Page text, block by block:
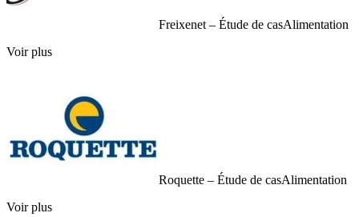
Freixenet – Étude de casAlimentation
Voir plus
Roquette – Étude de casAlimentation
Voir plus